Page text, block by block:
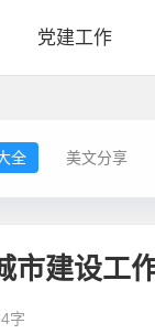
党建工作
全 美文分享
建设工
字